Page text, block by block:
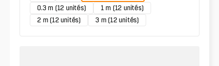
0.3 m (12 unités)
1 m (12 unités)
2 m (12 unités)
3 m (12 unités)